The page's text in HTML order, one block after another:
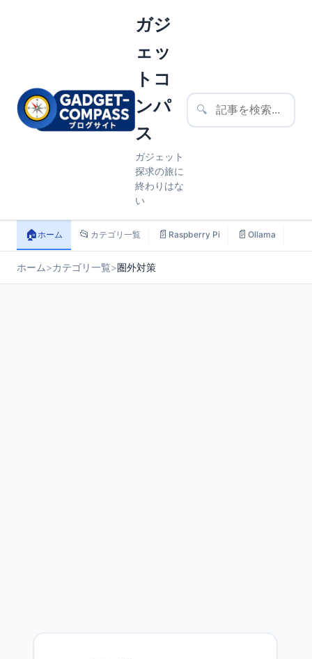
ガジ
ェッ
トコ
ンパ
ス
ガジェット
探求の旅に
終わりはな
い
🔍
🏠ホーム 📂 カテゴリ一覧 📄 Raspberry Pi 📄 Ollama
ホーム>カテゴリ一覧>圏外対策